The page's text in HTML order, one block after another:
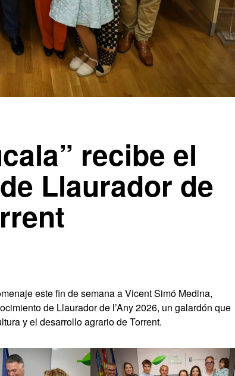
recibe el
Llaurador de
este fin de semana a Vicent Simó Medina,
de Llaurador de l’Any 2026, un galardón que
y el desarrollo agrario de Torrent.